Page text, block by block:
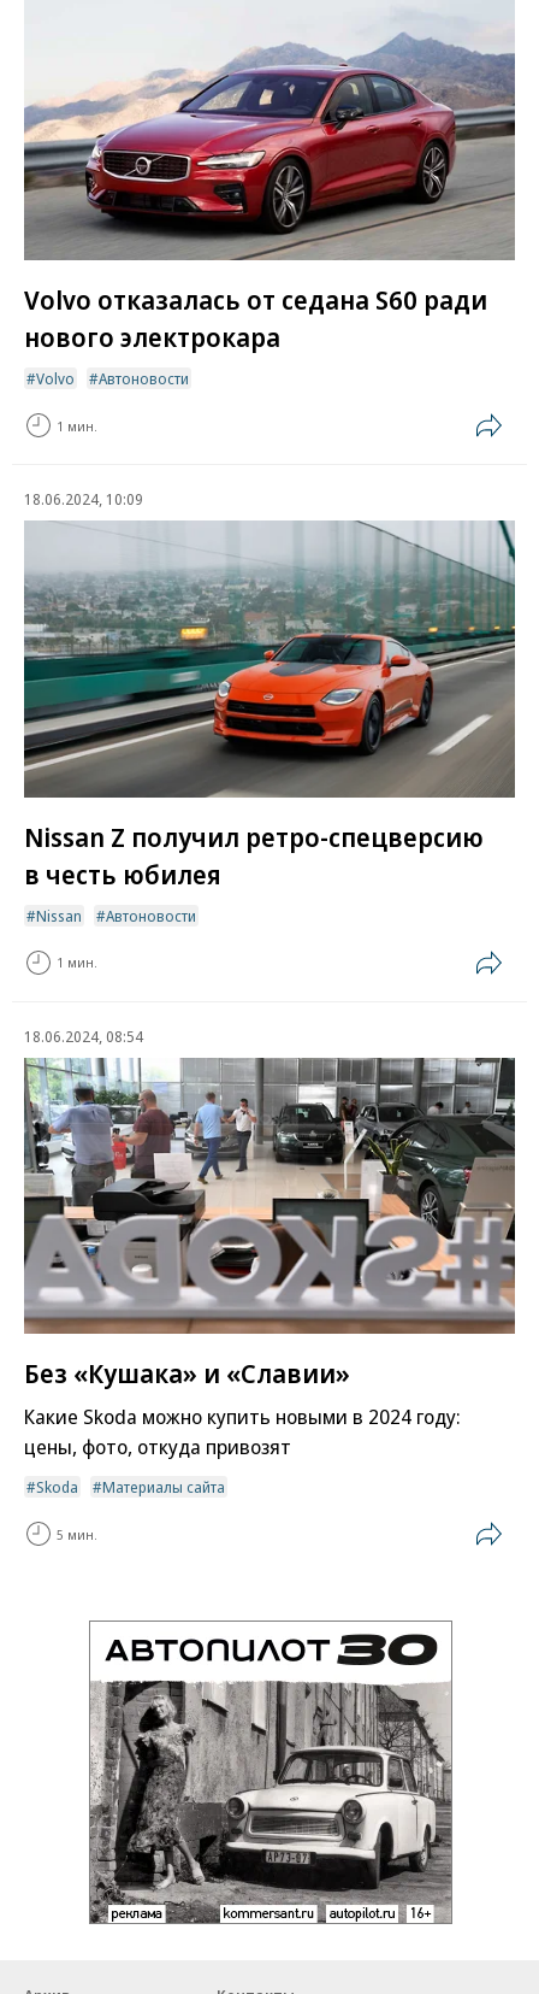
Volvo отказалась от седана S60 ради
нового электрокара
Volvo Автоновости
1 мин.
18.06.2024, 10:09
Nissan Z получил ретро-спецверсию
в честь юбилея
Nissan Автоновости
1 мин.
18.06.2024, 08:54
Без «Кушака» и «Славии»
Какие Skoda можно купить новыми в 2024 году:
цены, фото, откуда привозят
Skoda Материалы сайта
5 мин.